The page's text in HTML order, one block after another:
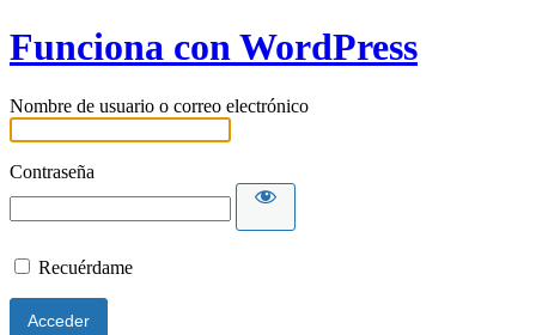
Funciona con WordPress
Nombre de usuario o correo electrónico
Contraseña
Recuérdame